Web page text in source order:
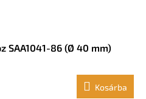
SAA1041-86 (Ø 40 mm)
Kosárba